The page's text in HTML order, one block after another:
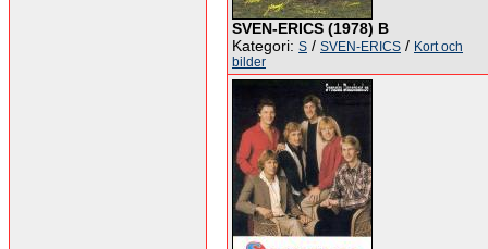
SVEN-ERICS (1978) B
Kategori: S / SVEN-ERICS / Kort och
bilder